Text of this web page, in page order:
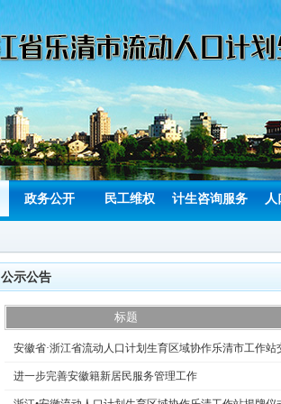
政务公开 民工维权 计生咨询服务
公示公告
标题
安徽省·浙江省流动人口计划生育区域协作乐清市工作站
进一步完善安徽籍新居民服务管理工作